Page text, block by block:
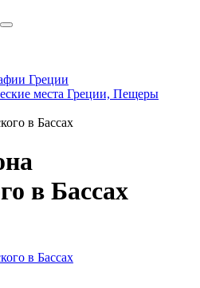
Греции
места Греции, Пещеры
в Бассах
в Бассах
в Бассах